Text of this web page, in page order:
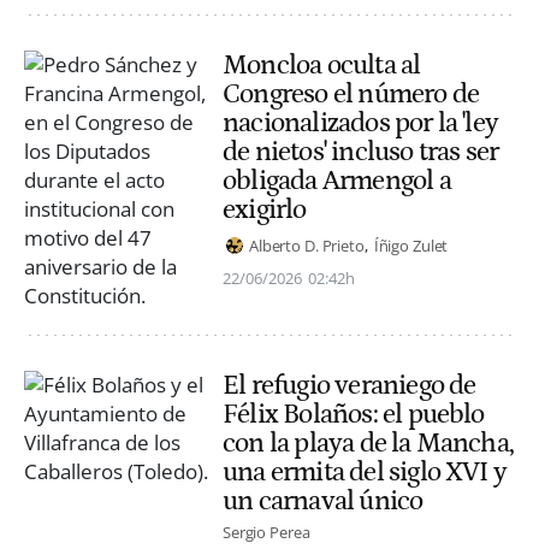
Moncloa oculta al
Congreso el número de
nacionalizados por la 'ley
de nietos' incluso tras ser
obligada Armengol a
exigirlo
Alberto D. Prieto Íñigo Zulet
22/06/2026 02:42h
El refugio veraniego de
Félix Bolaños: el pueblo
con la playa de la Mancha,
una ermita del siglo XVI y
un carnaval único
Sergio Perea